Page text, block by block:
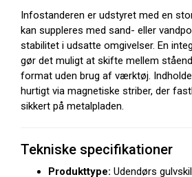
Infostanderen er udstyret med en
kan suppleres med sand- eller
stabilitet i udsatte omgivelser. En
gør det muligt at skifte mellem
format uden brug af værktøj.
hurtigt via magnetiske striber, der
sikkert på metalpladen.
Tekniske specifikationer
Produkttype: Udendørs